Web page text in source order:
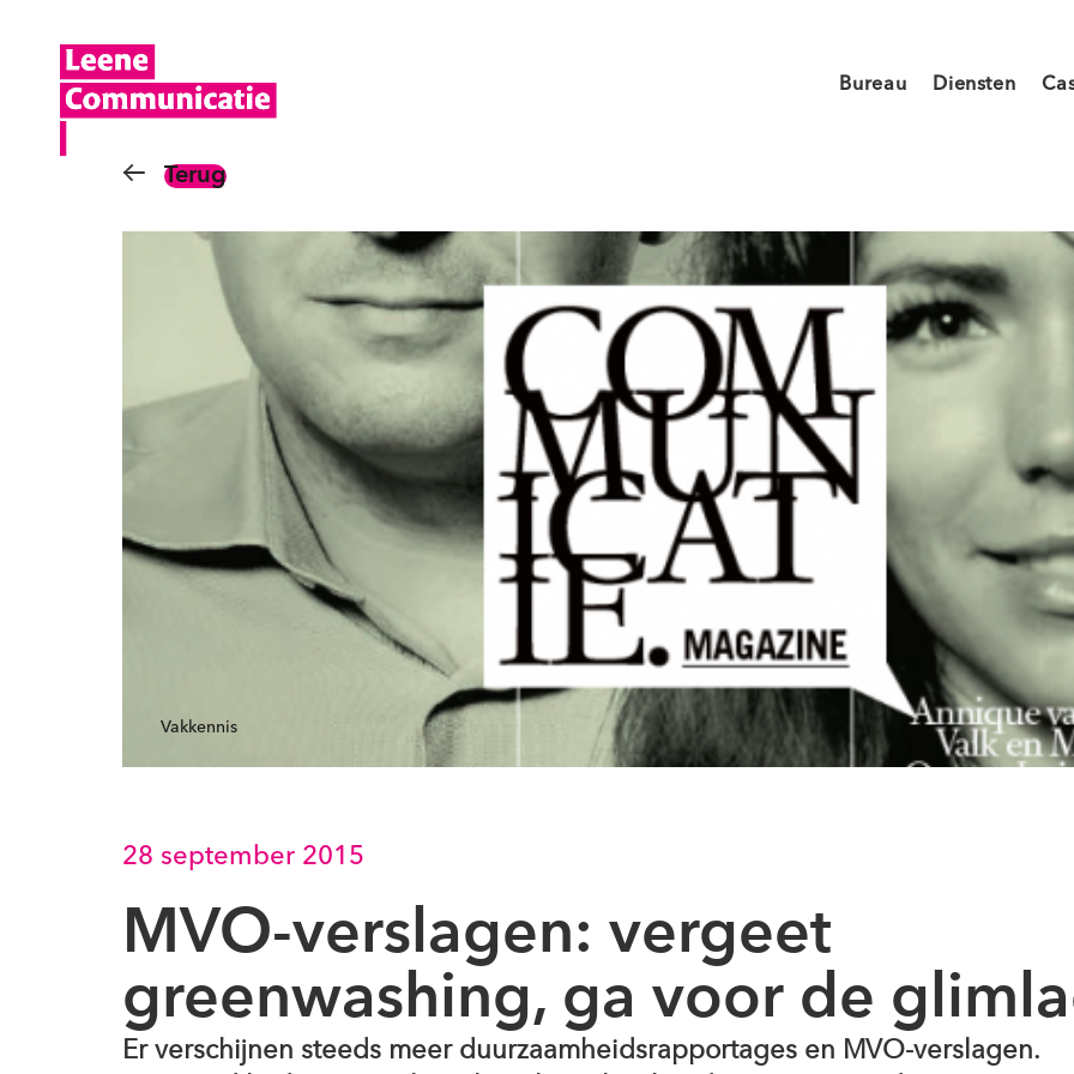
Bureau Diensten
Terug
Vakkennis
28 september 2015
MVO-verslagen: vergeet
greenwashing, ga voor de
Er verschijnen steeds meer duurzaamheidsrapportages en MVO-verslagen.